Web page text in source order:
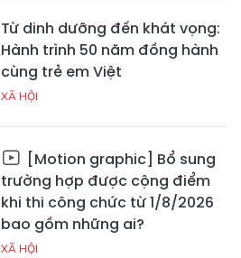
Từ dinh dưỡng đến khát vọng:
Hành trình 50 năm đồng hành
cùng trẻ em Việt
XÃ HỘI
[Motion graphic] Bổ sung
trường hợp được cộng điểm
khi thi công chức từ 1/8/2026
bao gồm những ai?
XÃ HỘI